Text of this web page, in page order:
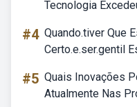
Tecnologia
#4 Quando.tiver Que
Certo.e.ser.gentil
#5 Quais Inovações
Atualmente Nas